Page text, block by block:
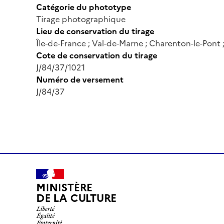
Catégorie du phototype
Tirage photographique
Lieu de conservation du tirage
Île-de-France ; Val-de-Marne ; Charenton-le-
Cote de conservation du tirage
J/84/37/1021
Numéro de versement
J/84/37
MINISTÈRE
DE LA CULTURE